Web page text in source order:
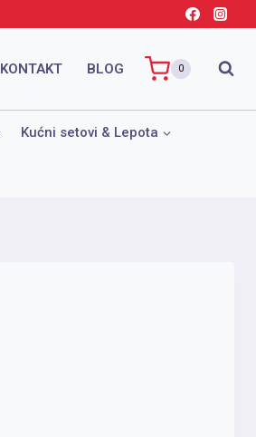
KONTAKT BLOG 0
Kućni setovi & Lepota